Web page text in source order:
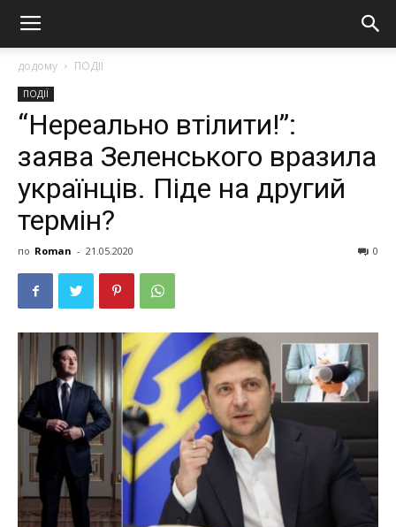
додому ПОДІЇ
ПОДІЇ
“Нереально втілити!”:
заява Зеленського вразила
українців. Піде на другий
термін?
по Roman - 21.05.2020 0